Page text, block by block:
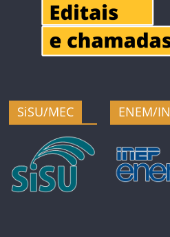
SiSU/MEC ENEM/